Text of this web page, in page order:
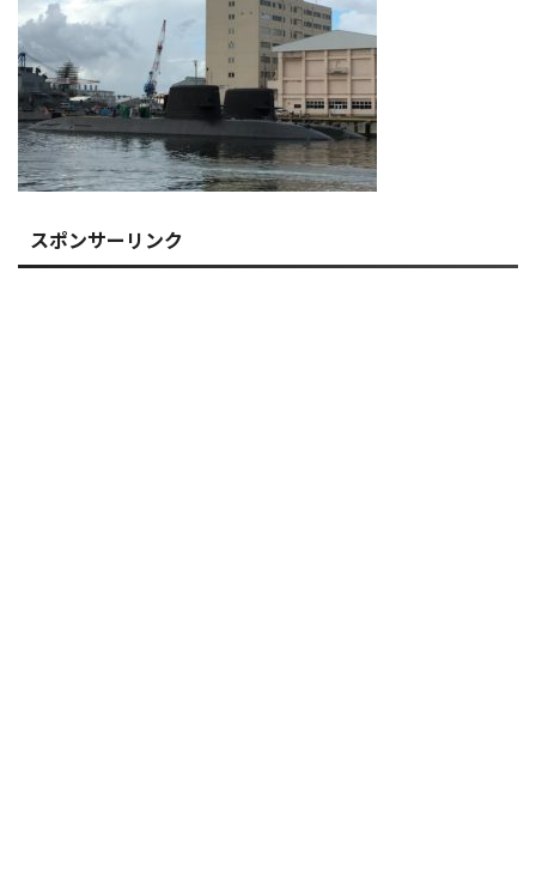
スポンサーリンク